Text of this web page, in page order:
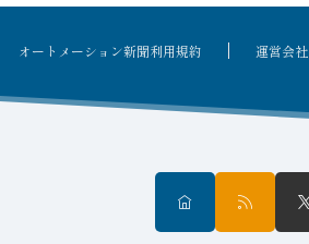
オートメーション新聞利用規約 運営会